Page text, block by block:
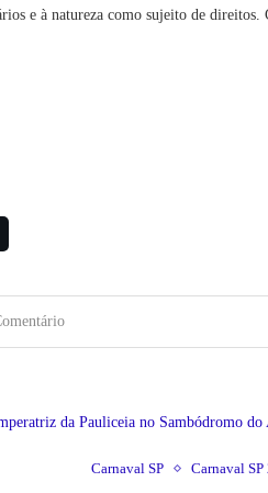
e à natureza como sujeito de direitos.
Carnaval SP Carnaval SP